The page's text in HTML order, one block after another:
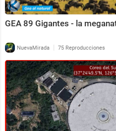
GEA 89 Gigantes - la
NuevaMirada | 75 Reproducciones